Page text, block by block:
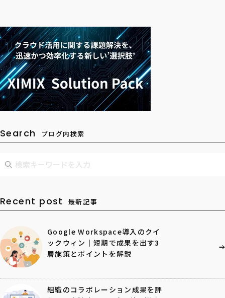
Search ブログ内検索
Recent post 最新記事
Google Workspace導入のクイ
ックウィン｜短期で成果を出す3
層施策とポイントを解説
組織のコラボレーション成果を評